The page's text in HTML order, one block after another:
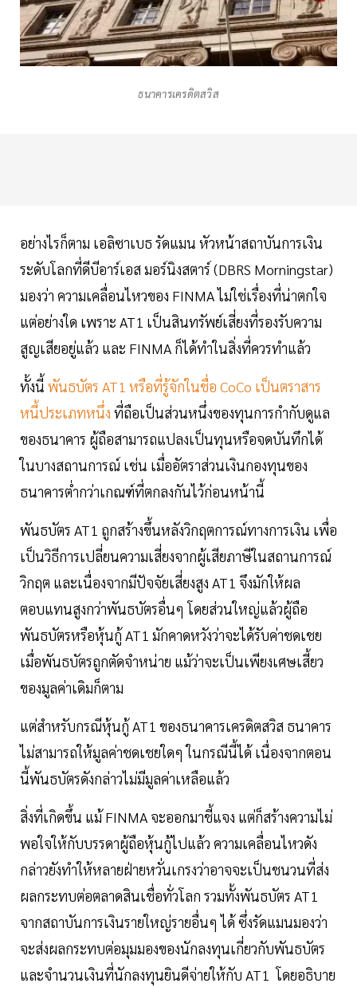
ธนาคารเครดิตสวิส
อย่างไรก็ตาม เอลิซาเบธ รัดแมน หัวหน้าสถาบันการเงิน
ระดับโลกที่ดีบีอาร์เอส มอร์นิงสตาร์ (DBRS Morningstar)
มองว่า ความเคลื่อนไหวของ FINMA ไม่ใช่เรื่องที่น่าตกใจ
แต่อย่างใด เพราะ AT1 เป็นสินทรัพย์เสี่ยงที่รองรับความ
สูญเสียอยู่แล้ว และ FINMA ก็ได้ทำในสิ่งที่ควรทำแล้ว
ทั้งนี้ พันธบัตร AT1 หรือที่รู้จักในชื่อ CoCo เป็นตราสาร
หนี้ประเภทหนึ่ง ที่ถือเป็นส่วนหนึ่งของทุนการกำกับดูแล
ของธนาคาร ผู้ถือสามารถแปลงเป็นทุนหรือจดบันทึกได้
ในบางสถานการณ์ เช่น เมื่ออัตราส่วนเงินกองทุนของ
ธนาคารต่ำกว่าเกณฑ์ที่ตกลงกันไว้ก่อนหน้านี้
พันธบัตร AT1 ถูกสร้างขึ้นหลังวิกฤตการณ์ทางการเงิน เพื่อ
เป็นวิธีการเปลี่ยนความเสี่ยงจากผู้เสียภาษีในสถานการณ์
วิกฤต และเนื่องจากมีปัจจัยเสี่ยงสูง AT1 จึงมักให้ผล
ตอบแทนสูงกว่าพันธบัตรอื่นๆ โดยส่วนใหญ่แล้วผู้ถือ
พันธบัตรหรือหุ้นกู้ AT1 มักคาดหวังว่าจะได้รับค่าชดเชย
เมื่อพันธบัตรถูกตัดจำหน่าย แม้ว่าจะเป็นเพียงเศษเสี้ยว
ของมูลค่าเดิมก็ตาม
แต่สำหรับกรณีหุ้นกู้ AT1 ของธนาคารเครดิตสวิส ธนาคาร
ไม่สามารถให้มูลค่าชดเชยใดๆ ในกรณีนี้ได้ เนื่องจากตอน
นี้พันธบัตรดังกล่าวไม่มีมูลค่าเหลือแล้ว
สิ่งที่เกิดขึ้น แม้ FINMA จะออกมาชี้แจง แต่ก็สร้างความไม่
พอใจให้กับบรรดาผู้ถือหุ้นกู้ไปแล้ว ความเคลื่อนไหวดัง
กล่าวยังทำให้หลายฝ่ายหวั่นเกรงว่าอาจจะเป็นชนวนที่ส่ง
ผลกระทบต่อตลาดสินเชื่อทั่วโลก รวมทั้งพันธบัตร AT1
จากสถาบันการเงินรายใหญ่รายอื่นๆ ได้ ซึ่งรัดแมนมองว่า
จะส่งผลกระทบต่อมุมมองของนักลงทุนเกี่ยวกับพันธบัตร
และจำนวนเงินที่นักลงทุนยินดีจ่ายให้กับ AT1 โดยอธิบาย